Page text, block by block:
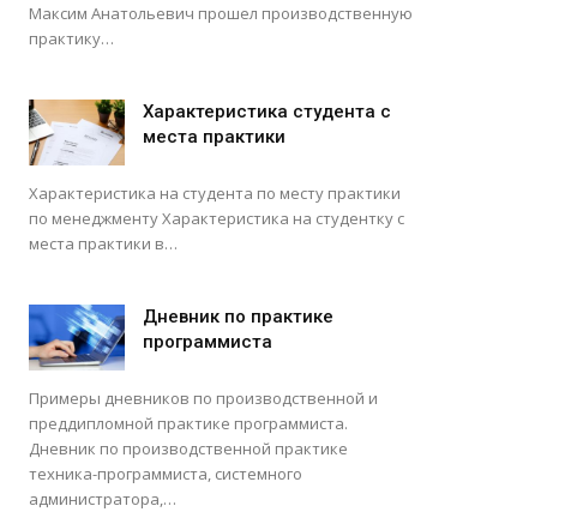
Максим Анатольевич прошел производственную
практику…
Характеристика студента с
места практики
Характеристика на студента по месту практики
по менеджменту Характеристика на студентку с
места практики в…
Дневник по практике
программиста
Примеры дневников по производственной и
преддипломной практике программиста.
Дневник по производственной практике
техника-программиста, системного
администратора,…